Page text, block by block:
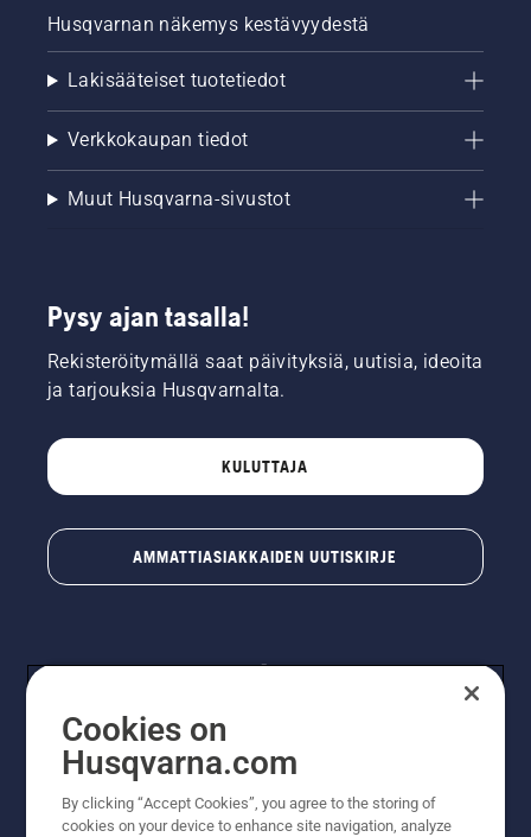
Husqvarnan näkemys kestävyydestä
Lakisääteiset tuotetiedot
Verkkokaupan tiedot
Muut Husqvarna-sivustot
Pysy ajan tasalla!
Rekisteröitymällä saat päivityksiä, uutisia, ideoita
ja tarjouksia Husqvarnalta.
KULUTTAJA
AMMATTIASIAKKAIDEN UUTISKIRJE
© Husqvarna AB (publ). Kaikki oikeudet pidätetään.
Hinnat ovat suositushintoja. Varaamme oikeudet
Cookies on
Husqvarna.com
By clicking “Accept Cookies”, you agree to the storing of
cookies on your device to enhance site navigation, analyze